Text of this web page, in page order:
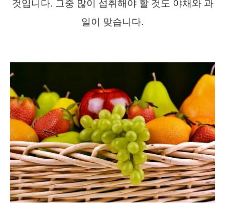
것입니다. 그중 많이 섭취해야 할 것도 야채와 과
일이 맞습니다.